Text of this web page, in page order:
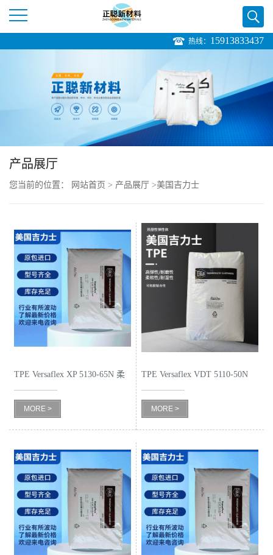
公
介
绍
公
司
产
展
厅
证
热线： 15913833437
产品展厅
您当前的位置： 网站首页 > 产品展厅 >美国吉力士
TPE Versaflex XP 5130-65N 柔
韧 包胶TPE
MORE >
TPE Versaflex VDT 5110-50N
MORE >